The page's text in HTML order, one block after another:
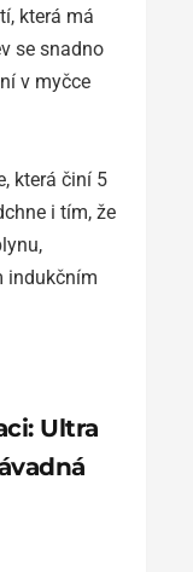
která má
se snadno
v myčce
která činí 5
i tím, že
indukčním
Ultra